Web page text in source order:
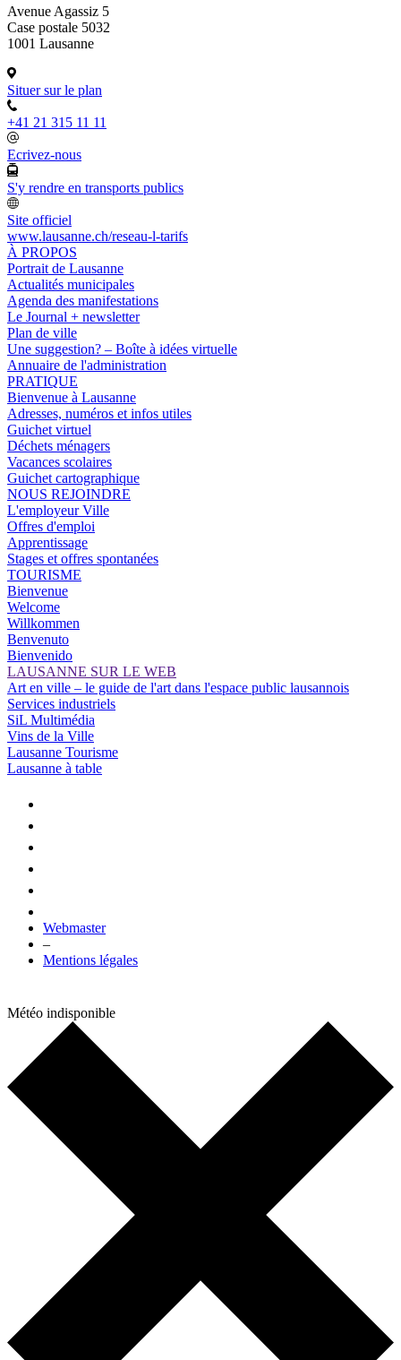
Avenue Agassiz 5
Case postale 5032
1001 Lausanne
Situer sur le plan
+41 21 315 11 11
Ecrivez-nous
S'y rendre en transports publics
Site officiel
www.lausanne.ch/reseau-l-tarifs
À PROPOS
Portrait de Lausanne
Actualités municipales
Agenda des manifestations
Le Journal + newsletter
Plan de ville
Une suggestion? – Boîte à idées virtuelle
Annuaire de l'administration
PRATIQUE
Bienvenue à Lausanne
Adresses, numéros et infos utiles
Guichet virtuel
Déchets ménagers
Vacances scolaires
Guichet cartographique
NOUS REJOINDRE
L'employeur Ville
Offres d'emploi
Apprentissage
Stages et offres spontanées
TOURISME
Bienvenue
Welcome
Willkommen
Benvenuto
Bienvenido
LAUSANNE SUR LE WEB
Art en ville – le guide de l'art dans l'espace public lausannois
Services industriels
SiL Multimédia
Vins de la Ville
Lausanne Tourisme
Lausanne à table
Webmaster
–
Mentions légales
Météo indisponible